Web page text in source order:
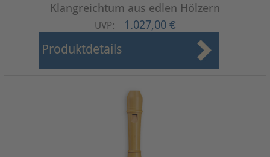
Klangreichtum aus edlen Hölzern
UVP: 1.027,00 €
Produktdetails